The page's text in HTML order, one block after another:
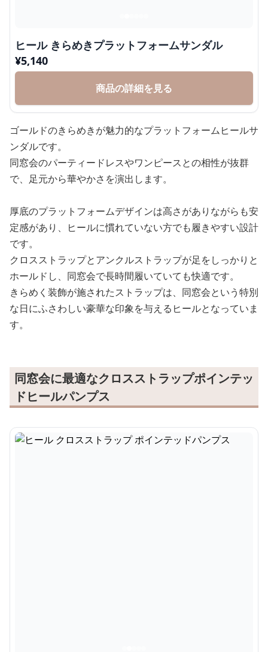
ヒール きらめきプラットフォームサンダル
¥5,140
商品の詳細を見る
ゴールドのきらめきが魅力的なプラットフォームヒールサ
ンダルです。
同窓会のパーティードレスやワンピースとの相性が抜群
で、足元から華やかさを演出します。
厚底のプラットフォームデザインは高さがありながらも安
定感があり、ヒールに慣れていない方でも履きやすい設計
です。
クロスストラップとアンクルストラップが足をしっかりと
ホールドし、同窓会で長時間履いていても快適です。
きらめく装飾が施されたストラップは、同窓会という特別
な日にふさわしい豪華な印象を与えるヒールとなっていま
す。
同窓会に最適なクロスストラップポインテッ
ドヒールパンプス